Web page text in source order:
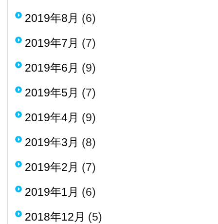
2019年8月 (6)
2019年7月 (7)
2019年6月 (9)
2019年5月 (7)
2019年4月 (9)
2019年3月 (8)
2019年2月 (7)
2019年1月 (6)
2018年12月 (5)